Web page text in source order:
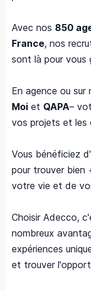
Avec nos 850
France, nos
sont là pour vous
En agence ou sur
Moi et QAPA–
vos projets et les
Vous bénéficiez
pour trouver bien
votre vie et de
Choisir Adecco,
nombreux
expériences
et trouver